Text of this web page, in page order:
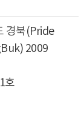
경북(Pride
2009
호